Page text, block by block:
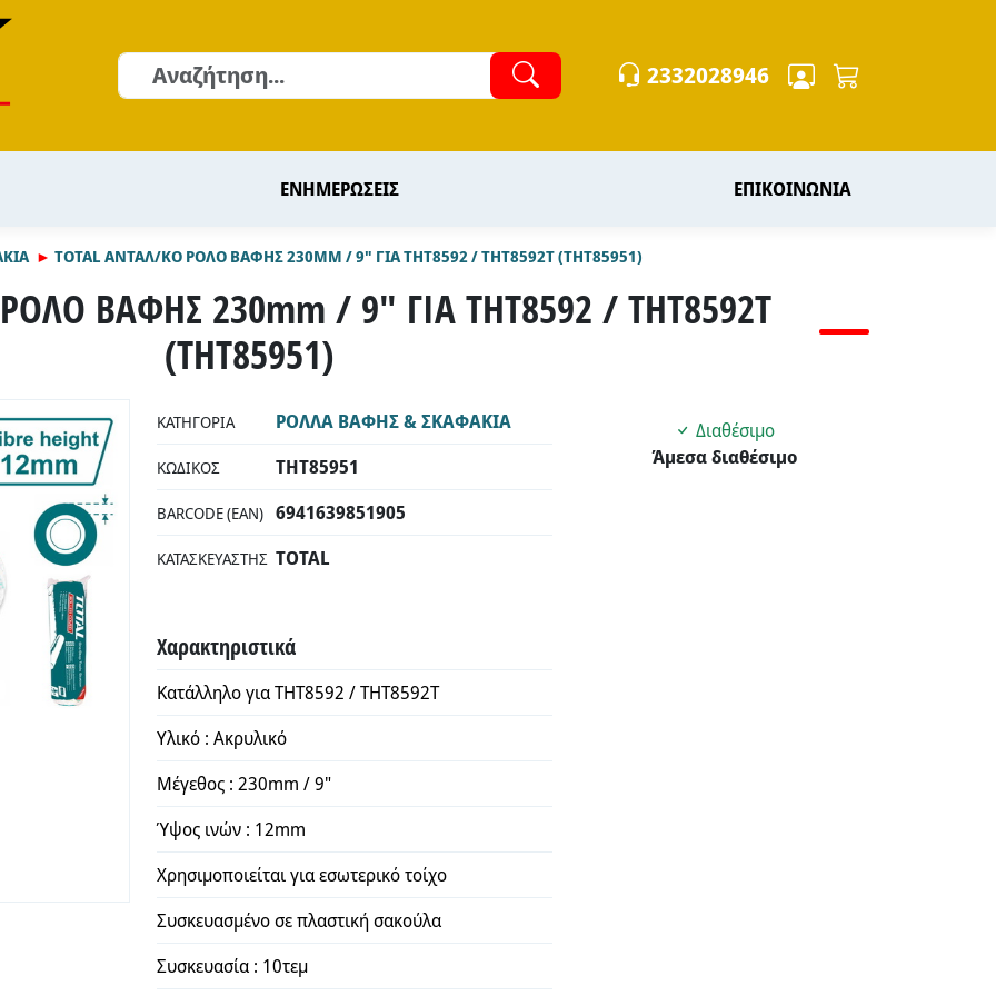
2332028946
ΕΝΗΜΕΡΩΣΕΙΣ ΕΠΙΚΟΙΝΩΝΙΑ
TOTAL ΑΝΤΑΛ/ΚΟ ΡΟΛΟ ΒΑΦΗΣ 230MM / 9" ΓΙΑ THT8592 / THT8592T (THT85951)
ΒΑΦΗΣ 230mm / 9" ΓΙΑ THT8592 / THT8592T
(THT85951)
ΚΑΤΗΓΟΡΊΑ ΡΟΛΛΑ ΒΑΦΗΣ & ΣΚΑΦΑΚΙΑ
ΚΩΔΙΚΌΣ THT85951
BARCODE (EAN) 6941639851905
ΚΑΤΑΣΚΕΥΑΣΤΉΣ TOTAL
Χαρακτηριστικά
Κατάλληλο για THT8592 / THT8592T
Υλικό : Ακρυλικό
Μέγεθος : 230mm / 9"
Ύψος ινών : 12mm
Χρησιμοποιείται για εσωτερικό τοίχο
Συσκευασμένο σε πλαστική σακούλα
Συσκευασία : 10τεμ
Διαθέσιμο
Άμεσα διαθέσιμο